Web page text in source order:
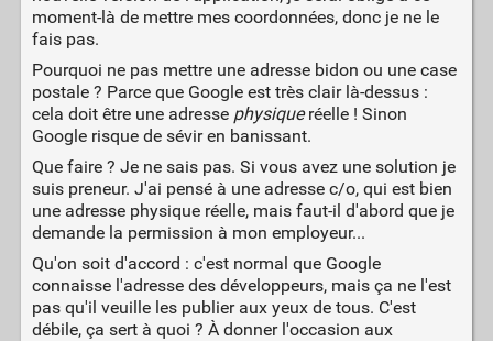
moment-là de mettre mes coordonnées, donc je ne le
fais pas.
Pourquoi ne pas mettre une adresse bidon ou une case
postale ? Parce que Google est très clair là-dessus :
cela doit être une adresse physiqueréelle ! Sinon
Google risque de sévir en banissant.
Que faire ? Je ne sais pas. Si vous avez une solution je
suis preneur. J'ai pensé à une adresse c/o, qui est bien
une adresse physique réelle, mais faut-il d'abord que je
demande la permission à mon employeur...
Qu'on soit d'accord : c'est normal que Google
connaisse l'adresse des développeurs, mais ça ne l'est
pas qu'il veuille les publier aux yeux de tous. C'est
débile, ça sert à quoi ? À donner l'occasion aux